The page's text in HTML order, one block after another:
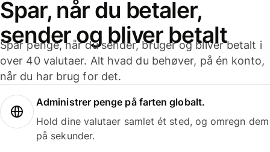
Spar, når du betaler,
sender og bliver betalt
Spar penge, når du sender, bruger og bliver betalt i
over 40 valutaer. Alt hvad du behøver, på én konto,
når du har brug for det.
Administrer penge på farten globalt.
Hold dine valutaer samlet ét sted, og omregn dem
på sekunder.